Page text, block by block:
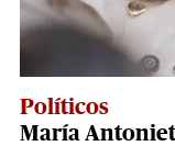
Políticos
María